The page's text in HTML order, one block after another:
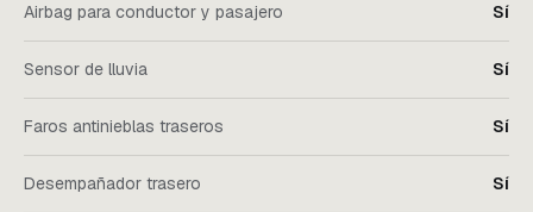
Airbag para conductor y pasajero Sí
Sensor de lluvia Sí
Faros antinieblas traseros Sí
Desempañador trasero Sí